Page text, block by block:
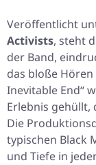
Veröffentlicht
Activists, steht
der Band,
das bloße
Inevitable End“
Erlebnis gehüllt,
Die
typischen Black
und Tiefe in